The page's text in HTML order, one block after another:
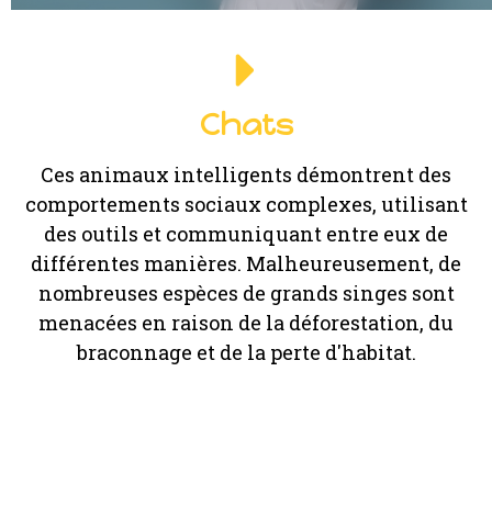
Chats
Ces animaux intelligents démontrent des
comportements sociaux complexes, utilisant
des outils et communiquant entre eux de
différentes manières. Malheureusement, de
nombreuses espèces de grands singes sont
menacées en raison de la déforestation, du
braconnage et de la perte d'habitat.